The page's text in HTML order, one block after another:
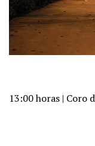
13:00 horas | Coro